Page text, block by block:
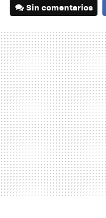
Sin comentarios